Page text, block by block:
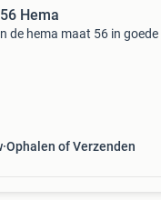
Hema
de hema maat 56 in goede
Ophalen of Verzenden